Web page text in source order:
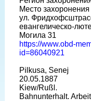
Место
ул.
евангелическо-
Могила 31
https://www.obd-
id=86040921
Pilkusa, Senej
20.05.1887
Kiew/Rußl.
Bahnunterhalt.